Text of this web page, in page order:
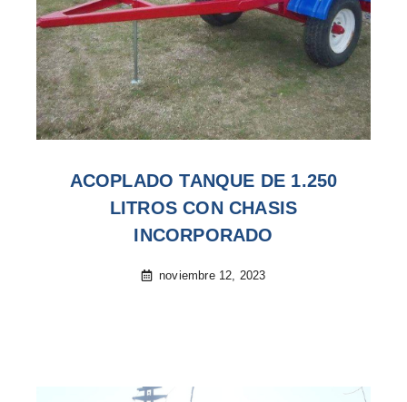
ACOPLADO TANQUE DE 1.250
LITROS CON CHASIS
INCORPORADO
noviembre 12, 2023